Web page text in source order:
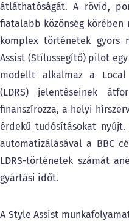
átláthatóságát. A rövid,
fiatalabb közönség körében
komplex történetek gyors
Assist (Stílussegítő) pilot
modellt alkalmaz a Local
(LDRS) jelentéseinek
finanszírozza, a helyi
érdekű tudósításokat
automatizálásával a BBC
LDRS-történetek számát
gyártási időt.
A Style Assist